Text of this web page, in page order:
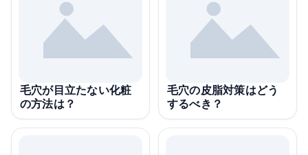
毛穴が目立たない化粧
の方法は？
毛穴の皮脂対策はどう
するべき？